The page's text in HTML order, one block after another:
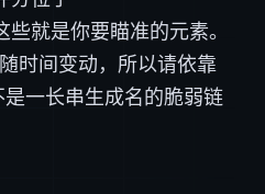
些就是你要瞄准的元素。
时间变动，所以请依靠
一长串生成名的脆弱链